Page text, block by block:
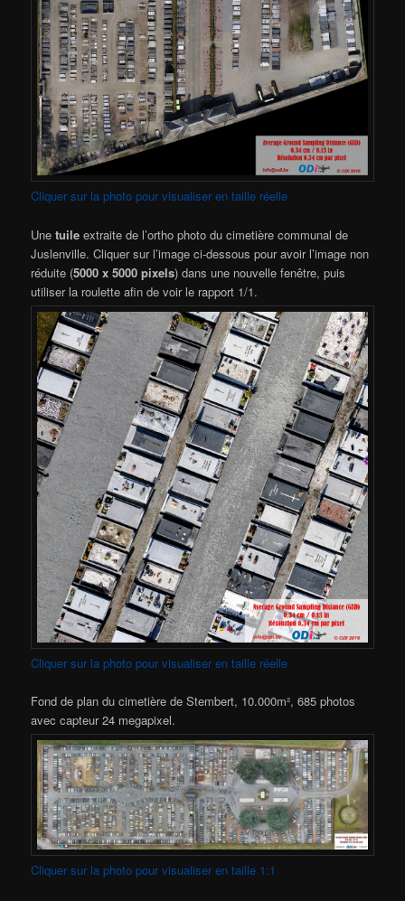
Cliquer sur la photo pour visualiser en taille réelle
Unetuile extraite de l’ortho photo du cimetière communal de
Juslenville. Cliquer sur l’image ci-dessous pour avoir l’image non
réduite (5000 x 5000 pixels) dans une nouvelle fenêtre, puis
utiliser la roulette afin de voir le rapport 1/1.
Cliquer sur la photo pour visualiser en taille réelle
Fond de plan du cimetière de Stembert, 10.000m², 685 photos
avec capteur 24 megapixel.
Cliquer sur la photo pour visualiser en taille 1:1